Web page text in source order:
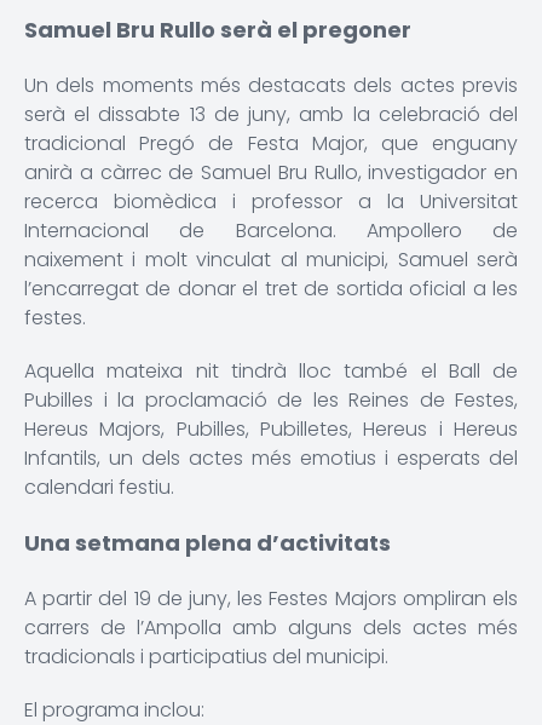
Samuel Bru Rullo serà el pregoner
Un dels moments més destacats dels actes previs
serà el dissabte 13 de juny, amb la celebració del
tradicional Pregó de Festa Major, que enguany
anirà a càrrec de Samuel Bru Rullo, investigador en
recerca biomèdica i professor a la Universitat
Internacional de Barcelona. Ampollero de
naixement i molt vinculat al municipi, Samuel serà
l’encarregat de donar el tret de sortida oficial a les
festes.
Aquella mateixa nit tindrà lloc també el Ball de
Pubilles i la proclamació de les Reines de Festes,
Hereus Majors, Pubilles, Pubilletes, Hereus i Hereus
Infantils, un dels actes més emotius i esperats del
calendari festiu.
Una setmana plena d’activitats
A partir del 19 de juny, les Festes Majors ompliran els
carrers de l’Ampolla amb alguns dels actes més
tradicionals i participatius del municipi.
El programa inclou: